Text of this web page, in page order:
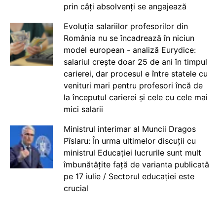
prin câți absolvenți se angajează
Evoluția salariilor profesorilor din
România nu se încadrează în niciun
model european - analiză Eurydice:
salariul crește doar 25 de ani în timpul
carierei, dar procesul e între statele cu
venituri mari pentru profesori încă de
la începutul carierei și cele cu cele mai
mici salarii
Ministrul interimar al Muncii Dragos
Pîslaru: În urma ultimelor discuții cu
ministrul Educației lucrurile sunt mult
îmbunătățite față de varianta publicată
pe 17 iulie / Sectorul educației este
crucial